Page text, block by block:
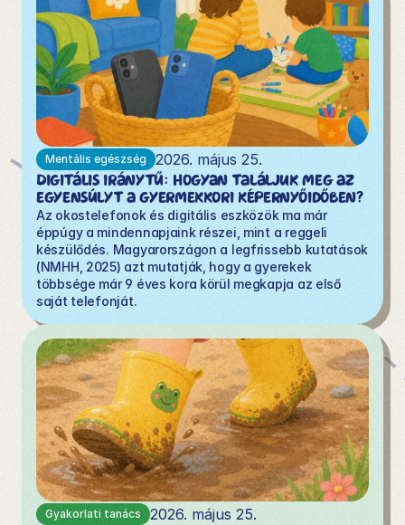
Mentális egészség
2026. május 25.
Digitális iránytű: Hogyan találjuk meg az
egyensúlyt a gyermekkori képernyőidőben?
Az okostelefonok és digitális eszközök ma már
éppúgy a mindennapjaink részei, mint a reggeli
készülődés. Magyarországon a legfrissebb kutatások
(NMHH, 2025) azt mutatják, hogy a gyerekek
többsége már 9 éves kora körül megkapja az első
saját telefonját.
Gyakorlati tanács
2026. május 25.